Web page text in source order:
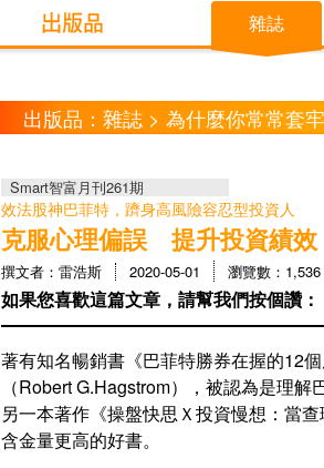
雜誌
出版品：雜誌 > 為什麼你常常套
Smart智富月刊261期
效法股神巴菲特，躋身高風險容忍型投資人
克服心理偏誤 提升投資績效
撰文者：雷浩斯 2020-05-01 瀏覽數：1,536
如果您喜歡這篇文章，請幫我們按個讚：
著有知名暢銷書《巴菲特勝券在握的12
（Robert G.Hagstrom），被認為是理
另一本著作《操盤快思Ｘ投資慢想：當
含金量更高的好書。